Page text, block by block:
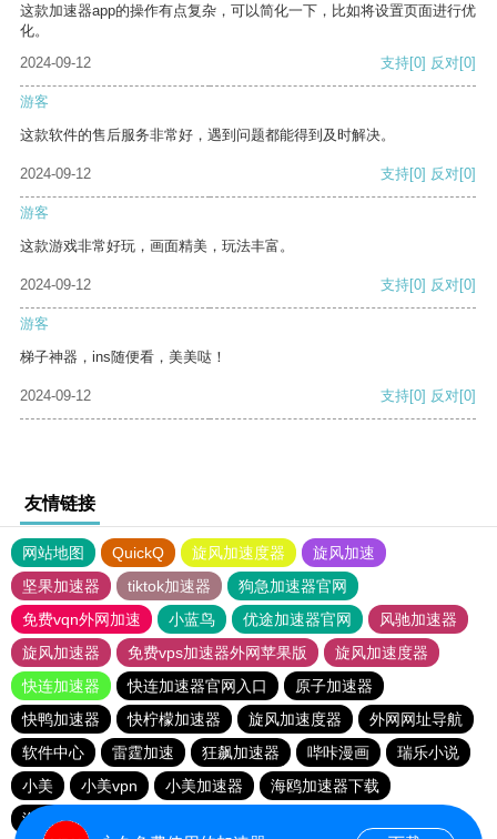
这款加速器app的操作有点复杂，可以简化一下，比如将设置页面进行优
化。
2024-09-12
支持[0] 反对[0]
游客
这款软件的售后服务非常好，遇到问题都能得到及时解决。
2024-09-12 支持[0] 反对[0]
游客
这款游戏非常好玩，画面精美，玩法丰富。
2024-09-12 支持[0] 反对[0]
游客
梯子神器，ins随便看，美美哒！
2024-09-12 支持[0] 反对[0]
友情链接
网站地图 QuickQ 旋风加速度器
旋风加速
坚果加速器
tiktok加速器
狗急加速器官网
免费vqn外网加速
小蓝鸟 优途加速器官网
风驰加速器
旋风加速器
免费vps加速器外网苹果版
旋风加速度器
快连加速器
快连加速器官网入口
原子加速器
快鸭加速器
快柠檬加速器 旋风加速度器
外网网址导航
软件中心
雷霆加速 狂飙加速器 哔咔漫画
瑞乐小说
小美
小美vpn 小美加速器
海鸥加速器下载
海鸥加速度